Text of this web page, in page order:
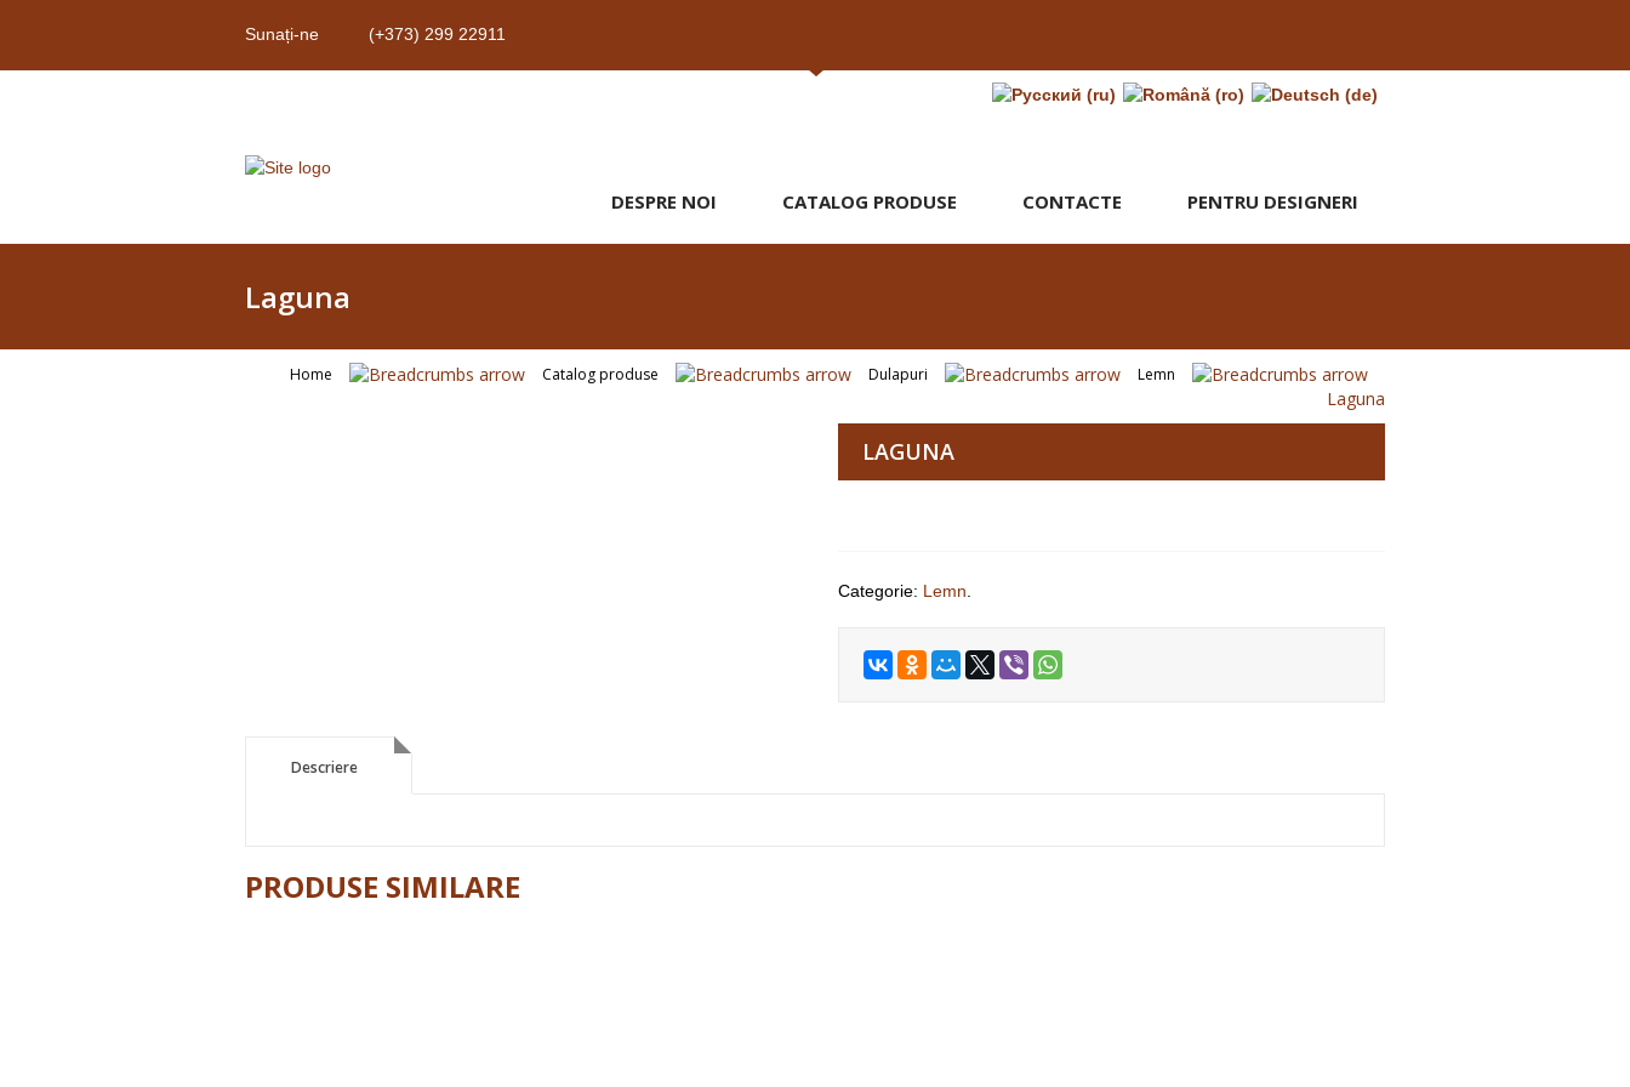
Sunați-ne (+373) 299 22911
DESPRE NOI CATALOG PRODUSE CONTACTE PENTRU DESIGNERI
Laguna
Home Catalog produse Dulapuri Lemn
Laguna
LAGUNA
Categorie: Lemn.
Descriere
Descriere
PRODUSE SIMILARE